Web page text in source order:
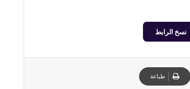
نسخ الرابط
طباعة